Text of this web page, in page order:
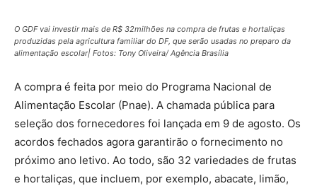
O GDF vai investir mais de R$ 32milhões na compra de frutas e hortaliças
produzidas pela agricultura familiar do DF, que serão usadas no preparo da
alimentação escolar| Fotos: Tony Oliveira/ Agência Brasília
A compra é feita por meio do Programa Nacional de
Alimentação Escolar (Pnae). A chamada pública para
seleção dos fornecedores foi lançada em 9 de agosto. Os
acordos fechados agora garantirão o fornecimento no
próximo ano letivo. Ao todo, são 32 variedades de frutas
e hortaliças, que incluem, por exemplo, abacate, limão,